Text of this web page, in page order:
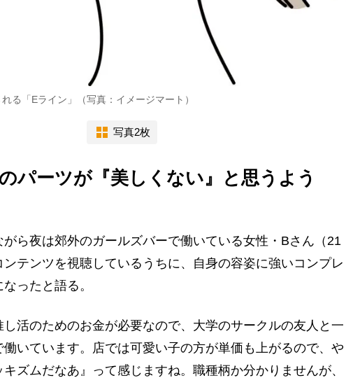
る「Eライン」（写真：イメージマート）
写真2枚
のパーツが『美しくない』と思うよう
ら夜は郊外のガールズバーで働いている女性・Bさん（21
テンツを視聴しているうちに、自身の容姿に強いコンプレ
ったと語る。
し活のためのお金が必要なので、大学のサークルの友人と一
いています。店では可愛い子の方が単価も上がるので、や
ズムだなあ』って感じますね。職種柄か分かりませんが、